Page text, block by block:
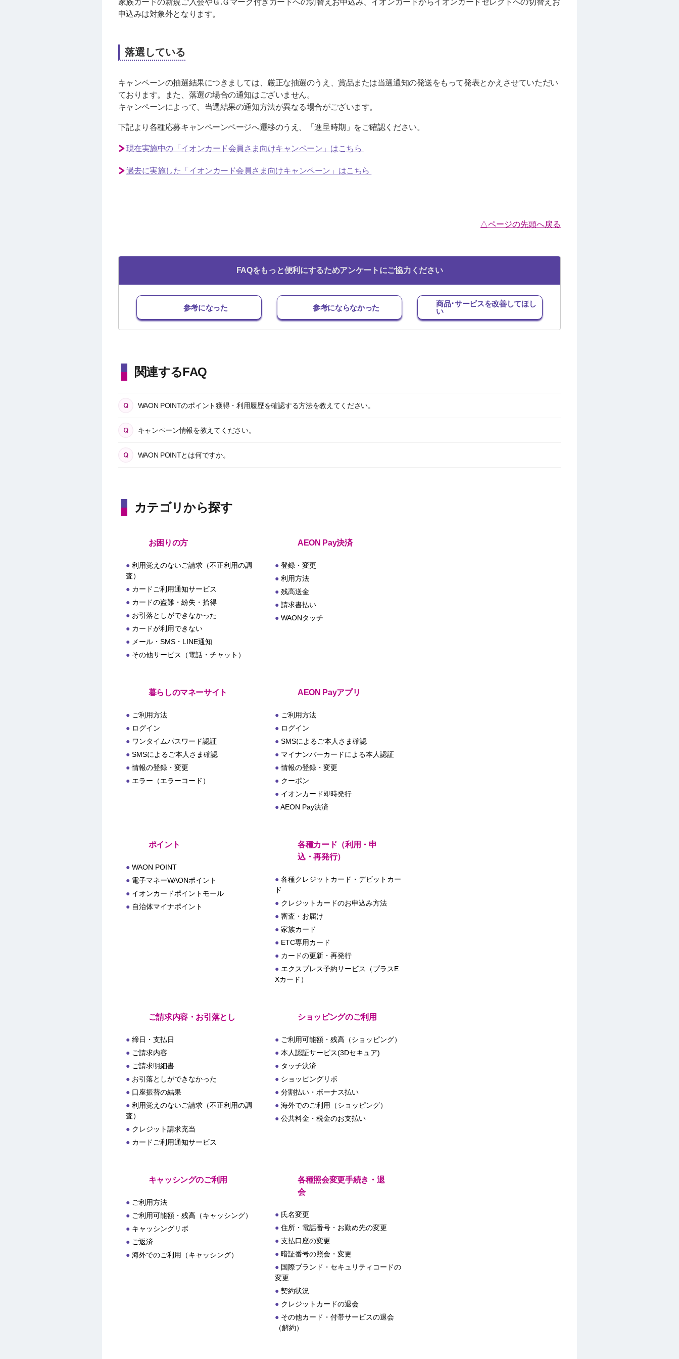
家族カードの新規ご入会やＧ.Ｇマーク付きカードへの切替えお申込み、イオンカードからイオンカードセレクトへの切替えお
申込みは対象外となります。
落選している
キャンペーンの抽選結果につきましては、厳正な抽選のうえ、賞品または当選通知の発送をもって発表とかえさせていただい
ております。また、落選の場合の通知はございません。
キャンペーンによって、当選結果の通知方法が異なる場合がございます。
下記より各種応募キャンペーンページへ遷移のうえ、「進呈時期」をご確認ください。
現在実施中の「イオンカード会員さま向けキャンペーン」はこちら
過去に実施した「イオンカード会員さま向けキャンペーン」はこちら
△ページの先頭へ戻る
FAQをもっと便利にするためアンケートにご協力ください
参考になった 参考にならなかった
商品･サービスを改善してほし
い
関連するFAQ
WAON POINTのポイント獲得・利用履歴を確認する方法を教えてください。
キャンペーン情報を教えてください。
WAON POINTとは何ですか。
カテゴリから探す
お困りの方
利用覚えのないご請求（不正利用の調
査）
カードご利用通知サービス
カードの盗難・紛失・拾得
お引落としができなかった
カードが利用できない
メール・SMS・LINE通知
その他サービス（電話・チャット）
AEON Pay決済
登録・変更
利用方法
残高送金
請求書払い
WAONタッチ
暮らしのマネーサイト
ご利用方法
ログイン
ワンタイムパスワード認証
SMSによるご本人さま確認
情報の登録・変更
エラー（エラーコード）
AEON Payアプリ
ご利用方法
ログイン
SMSによるご本人さま確認
マイナンバーカードによる本人認証
情報の登録・変更
クーポン
イオンカード即時発行
AEON Pay決済
ポイント
WAON POINT
電子マネーWAONポイント
イオンカードポイントモール
自治体マイナポイント
各種カード（利用・申
込・再発行）
各種クレジットカード・デビットカー
ド
クレジットカードのお申込み方法
審査・お届け
家族カード
ETC専用カード
カードの更新・再発行
エクスプレス予約サービス（プラスE
Xカード）
ご請求内容・お引落とし
締日・支払日
ご請求内容
ご請求明細書
お引落としができなかった
口座振替の結果
利用覚えのないご請求（不正利用の調
査）
クレジット請求充当
カードご利用通知サービス
ショッピングのご利用
ご利用可能額・残高（ショッピング）
本人認証サービス(3Dセキュア)
タッチ決済
ショッピングリボ
分割払い・ボーナス払い
海外でのご利用（ショッピング）
公共料金・税金のお支払い
キャッシングのご利用
ご利用方法
ご利用可能額・残高（キャッシング）
キャッシングリボ
ご返済
海外でのご利用（キャッシング）
各種照会変更手続き・退
会
氏名変更
住所・電話番号・お勤め先の変更
支払口座の変更
暗証番号の照会・変更
国際ブランド・セキュリティコードの
変更
契約状況
クレジットカードの退会
その他カード・付帯サービスの退会
（解約）